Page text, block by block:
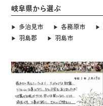
岐阜県から選ぶ
多治見市 各務原市
羽島郡
羽島市